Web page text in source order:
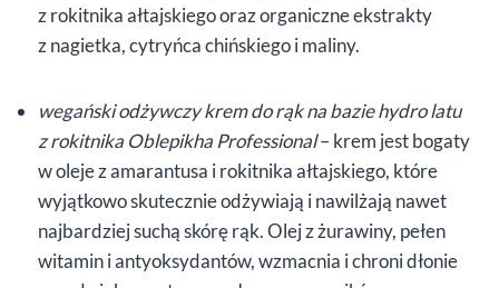
z rokitnika ałtajskiego oraz organiczne ekstrakty
z nagietka, cytryńca chińskiego i maliny.
wegański odżywczy krem do rąk na bazie hydro latu
z rokitnika Oblepikha Professional– krem jest bogaty
w oleje z amarantusa i rokitnika ałtajskiego, które
wyjątkowo skutecznie odżywiają i nawilżają nawet
najbardziej suchą skórę rąk. Olej z żurawiny, pełen
witamin i antyoksydantów, wzmacnia i chroni dłonie